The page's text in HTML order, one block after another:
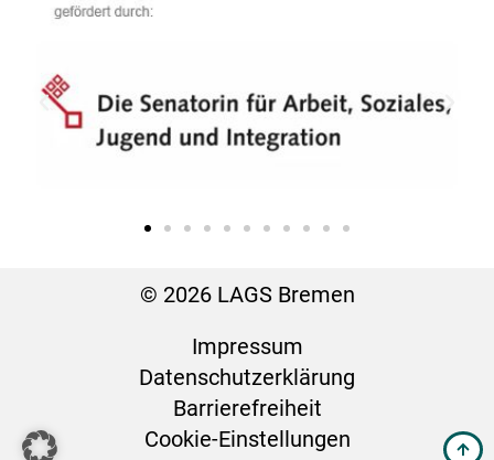
© 2026 LAGS Bremen
Impressum
Datenschutz­erklärung
Barrierefreiheit
Cookie-Einstellungen